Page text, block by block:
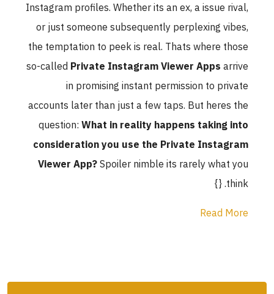
Instagram profiles. Whether its an ex, a issue rival,
or just someone subsequently perplexing vibes,
the temptation to peek is real. Thats where those
so-calledPrivate Instagram Viewer Appsarrive
in promising instant permission to private
accounts later than just a few taps. But heres the
question:What in reality happens taking into
consideration you use the Private Instagram
Viewer App?Spoiler nimble its rarely what you
think. {}
Read More